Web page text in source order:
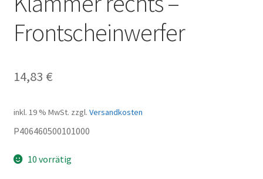
Frontscheinwerfer
14,83 €
inkl. 19 % MwSt. zzgl. Versandkosten
P406460500101000
10 vorrätig